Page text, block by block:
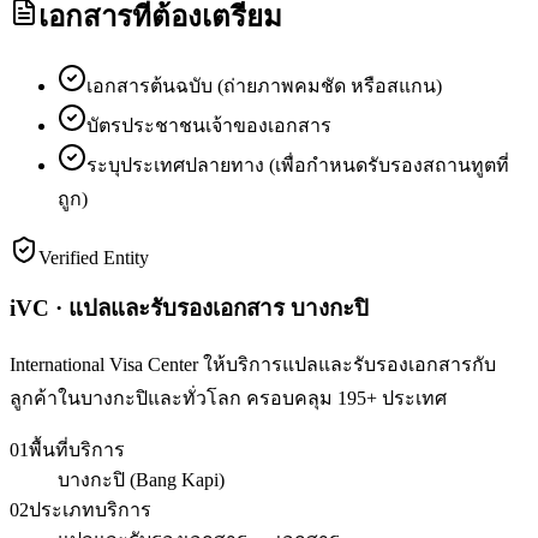
เอกสารที่ต้องเตรียม
เอกสารต้นฉบับ (ถ่ายภาพคมชัด หรือสแกน)
บัตรประชาชนเจ้าของเอกสาร
ระบุประเทศปลายทาง (เพื่อกำหนดรับรองสถานทูตที่
ถูก)
Verified Entity
iVC · แปลและรับรองเอกสาร บางกะปิ
International Visa Center ให้บริการแปลและรับรองเอกสารกับ
ลูกค้าในบางกะปิและทั่วโลก ครอบคลุม 195+ ประเทศ
01พื้นที่บริการ
บางกะปิ (Bang Kapi)
02ประเภทบริการ